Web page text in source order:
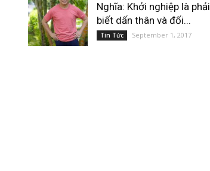
Nghĩa: Khởi nghiệp là phải
biết dấn thân và đối...
Tin Tức September 1, 2017